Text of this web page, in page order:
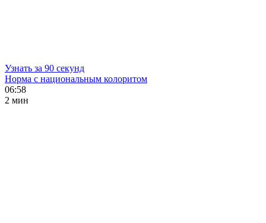
Узнать за 90 секунд
Норма с национальным колоритом
06:58
2 мин